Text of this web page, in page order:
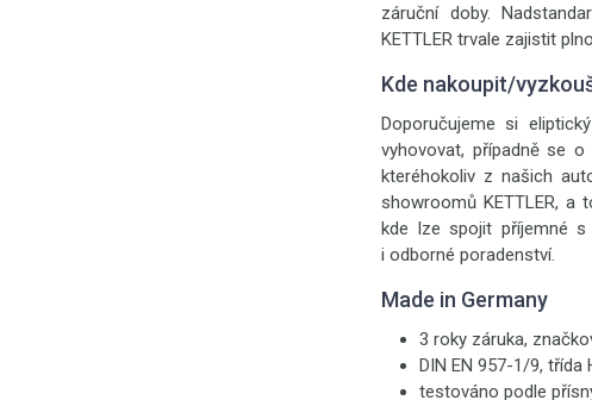
záruční doby.
KETTLER trvale zajistit
Kde nakoupit/
Doporučujeme si
vyhovovat, případně se
kteréhokoliv z našich
showroomů KETTLER,
kde lze spojit příjemné
i odborné poradenství.
Made in Germany
3 roky záruka,
DIN EN 957-1/9, třída
testováno podle